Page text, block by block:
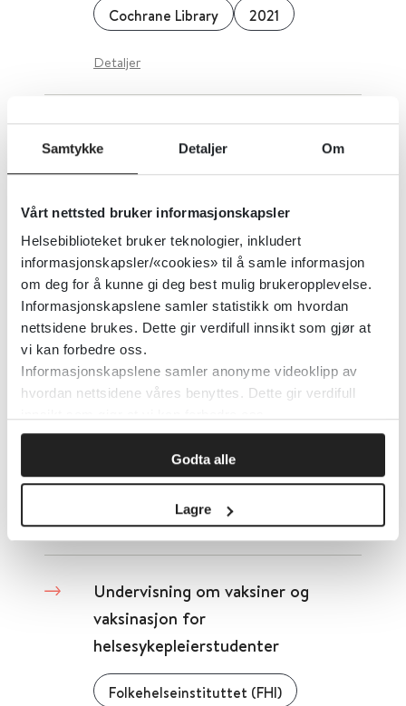
Samtykke Detaljer Om
Vårt nettsted bruker informasjonskapsler
Helsebiblioteket bruker teknologier, inkludert
informasjonskapsler/«cookies» til å samle informasjon
om deg for å kunne gi deg best mulig brukeropplevelse.
Informasjonskapslene samler statistikk om hvordan
nettsidene brukes. Dette gir verdifull innsikt som gjør at
vi kan forbedre oss.
Informasjonskapslene samler anonyme videoklipp av
hvordan nettsidene våres benyttes. Dette gir verdifull
Godta alle
Lagre
Cochrane Library 2021
Detaljer
Undervisning og
informasjonsmateriell om kjønn
Helsedirektoratet
Detaljer
Undervisning om seksuell helse:
Skolehelsetjenesten skal tilby seg
å bidra i skolens undervisning om
seksuell helse
Helsedirektoratet
Detaljer
Undervisning om vaksiner og
vaksinasjon for
helsesykepleierstudenter
Folkehelseinstituttet (FHI)